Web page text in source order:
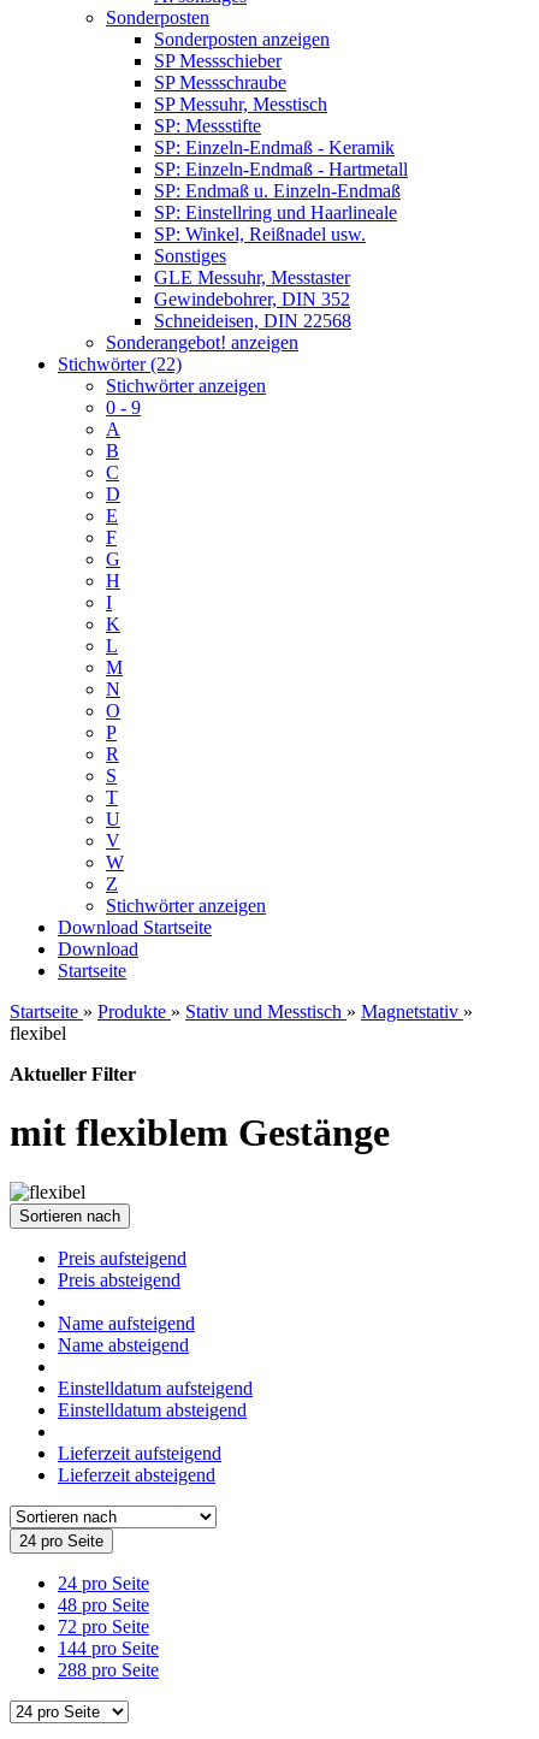
Sonderposten
Sonderposten anzeigen
SP Messschieber
SP Messschraube
SP Messuhr, Messtisch
SP: Messstifte
SP: Einzeln-Endmaß - Keramik
SP: Einzeln-Endmaß - Hartmetall
SP: Endmaß u. Einzeln-Endmaß
SP: Einstellring und Haarlineale
SP: Winkel, Reißnadel usw.
Sonstiges
GLE Messuhr, Messtaster
Gewindebohrer, DIN 352
Schneideisen, DIN 22568
Sonderangebot! anzeigen
Stichwörter (22)
Stichwörter anzeigen
0 - 9
A
B
C
D
E
F
G
H
I
K
L
M
N
O
P
R
S
T
U
V
W
Z
Stichwörter anzeigen
Download Startseite
Download
Startseite
Startseite » Produkte » Stativ und Messtisch » Magnetstativ »
flexibel
Aktueller Filter
mit flexiblem Gestänge
Sortieren nach
Preis aufsteigend
Preis absteigend
Name aufsteigend
Name absteigend
Einstelldatum aufsteigend
Einstelldatum absteigend
Lieferzeit aufsteigend
Lieferzeit absteigend
24 pro Seite
24 pro Seite
48 pro Seite
72 pro Seite
144 pro Seite
288 pro Seite